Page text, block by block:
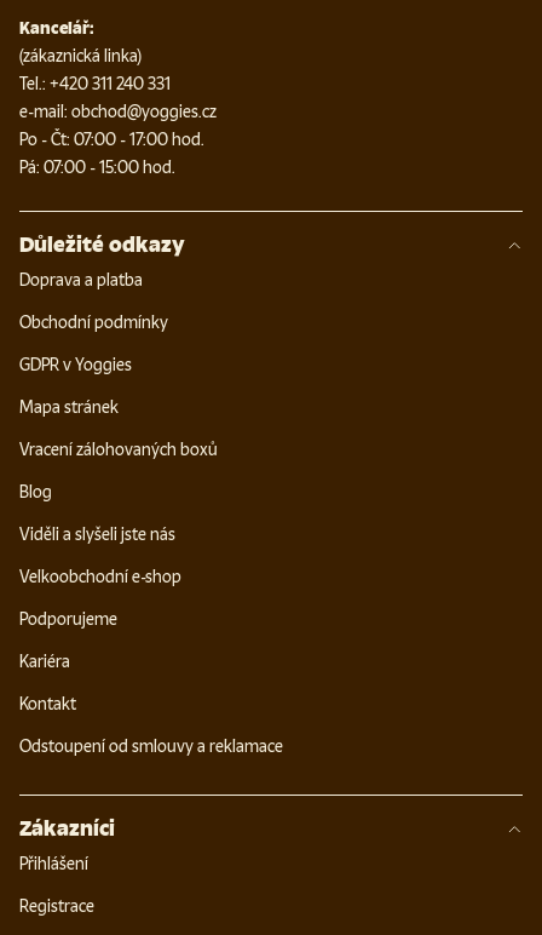
Kancelář:
(zákaznická linka)
Tel.: +420 311 240 331
e-mail: obchod@yoggies.cz
Po - Čt: 07:00 - 17:00 hod.
Pá: 07:00 - 15:00 hod.
Důležité odkazy
Doprava a platba
Obchodní podmínky
GDPR v Yoggies
Mapa stránek
Vracení zálohovaných boxů
Blog
Viděli a slyšeli jste nás
Velkoobchodní e-shop
Podporujeme
Kariéra
Kontakt
Odstoupení od smlouvy a reklamace
Zákazníci
Přihlášení
Registrace